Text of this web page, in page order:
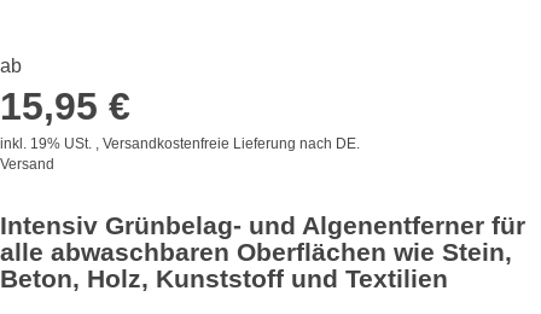
ab
15,95 €
inkl. 19% USt. , Versandkostenfreie Lieferung nach DE.
Versand
Intensiv Grünbelag- und Algenentferner für
alle abwaschbaren Oberflächen wie Stein,
Beton, Holz, Kunststoff und Textilien